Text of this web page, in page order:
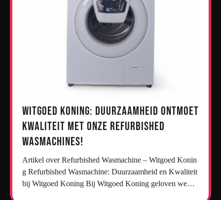
Witgoed Koning: Duurzaamheid ontmoet
kwaliteit met onze refurbished
wasmachines!
Artikel over Refurbished Wasmachine – Witgoed Konin
g Refurbished Wasmachine: Duurzaamheid en Kwaliteit
bij Witgoed Koning Bij Witgoed Koning geloven we…